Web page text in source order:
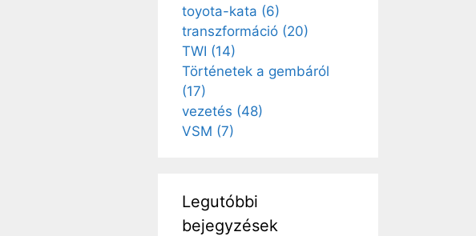
toyota-kata (6)
transzformáció (20)
TWI (14)
Történetek a gembáról
(17)
vezetés (48)
VSM (7)
Legutóbbi
bejegyzések